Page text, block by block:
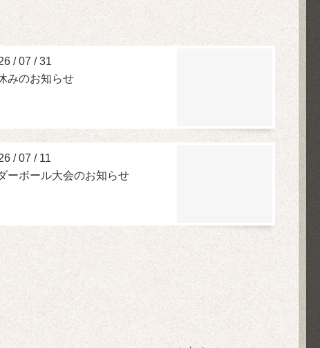
/07 /31
みのお知らせ
/07 / 11
ーボール大会のお知らせ